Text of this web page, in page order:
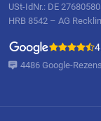
USt-IdNr.: DE
HRB 8542 – AG
4486 Google-